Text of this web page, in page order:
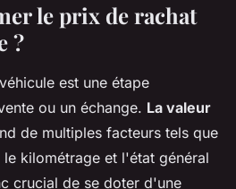
le prix de rachat
?
est une étape
ou un échange. La valeur
de multiples facteurs tels que
kilométrage et l'état général
crucial de se doter d'une